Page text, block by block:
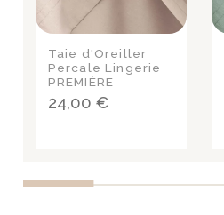
Taie d'Oreiller
Percale Lingerie
PREMIÈRE
24,00 €